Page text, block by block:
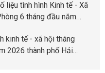
liệu tình hình Kinh tế - Xã
6 tháng đầu năm
kinh tế - xã hội tháng
2026 thành phố Hải